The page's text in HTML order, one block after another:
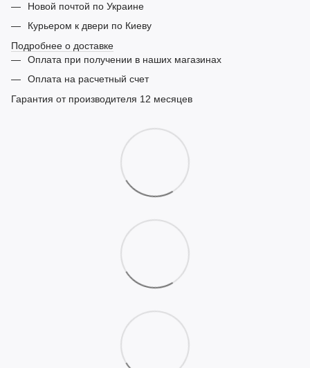
Новой почтой по Украине
Курьером к двери по Киеву
Подробнее о доставке
Оплата при получении в наших магазинах
Оплата на расчетный счет
Гарантия от производителя 12 месяцев